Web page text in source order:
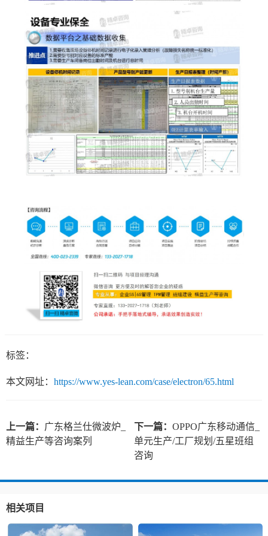
标签：
本文网址： https://www.yes-lean.com/case/electron/65.html
上一篇： 广东格兰仕微波炉_
精益生产等咨询案列
下一篇： OPPO广东移动通信_
单元生产/工厂规划/五星班组
咨询
相关项目